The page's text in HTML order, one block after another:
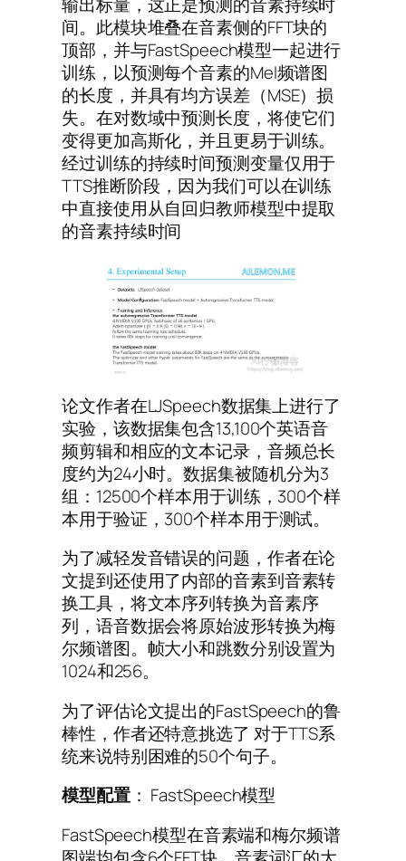
输出标量，这正是预测的音素持续时
间。此模块堆叠在音素侧的FFT块的
顶部，并与FastSpeech模型一起进行
训练，以预测每个音素的Mel频谱图
的长度，并具有均方误差（MSE）损
失。在对数域中预测长度，将使它们
变得更加高斯化，并且更易于训练。
经过训练的持续时间预测变量仅用于
TTS推断阶段，因为我们可以在训练
中直接使用从自回归教师模型中提取
的音素持续时间
论文作者在LJSpeech数据集上进行了
实验，该数据集包含13,100个英语音
频剪辑和相应的文本记录，音频总长
度约为24小时。数据集被随机分为3
组：12500个样本用于训练，300个样
本用于验证，300个样本用于测试。
为了减轻发音错误的问题，作者在论
文提到还使用了内部的音素到音素转
换工具，将文本序列转换为音素序
列，语音数据会将原始波形转换为梅
尔频谱图。帧大小和跳数分别设置为
1024和256。
为了评估论文提出的FastSpeech的鲁
棒性，作者还特意挑选了 对于TTS系
统来说特别困难的50个句子。
模型配置： FastSpeech模型
FastSpeech模型在音素端和梅尔频谱